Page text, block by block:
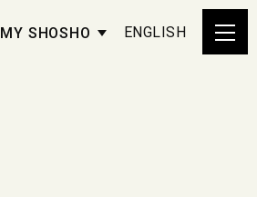
MY SHOSHO ENGLISH